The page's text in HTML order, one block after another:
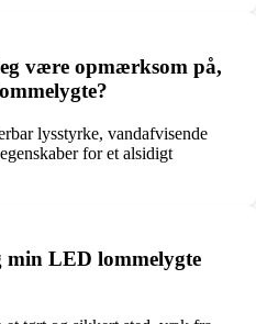
være opmærksom på,
lysstyrke, vandafvisende
for et alsidigt
min LED lommelygte